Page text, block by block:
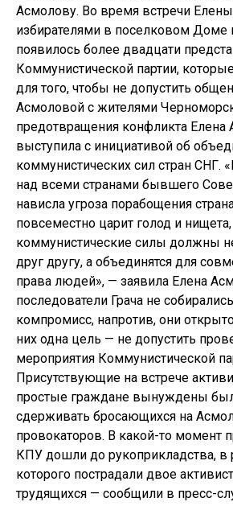
Асмолову. Во время встречи
избирателями в поселковом Доме
появилось более двадцати
Коммунистической партии,
для того, чтобы не допустить
Асмоловой с жителями
предотвращения конфликта Елена
выступила с инициативой об
коммунистических сил стран СНГ.
над всеми странами бывшего
нависла угроза порабощения
повсеместно царит голод и нищета,
коммунистические силы должны
друг другу, а объединятся для
права людей», — заявила Елена
последователи Грача не
компромисс, напротив, они
них одна цель — не допустить
мероприятия Коммунистической
Присутствующие на встрече
простые граждане вынуждены
сдерживать бросающихся на
провокаторов. В какой-то момент
КПУ дошли до рукоприкладства, в
которого пострадали двое
трудящихся — сообщили в пресс-